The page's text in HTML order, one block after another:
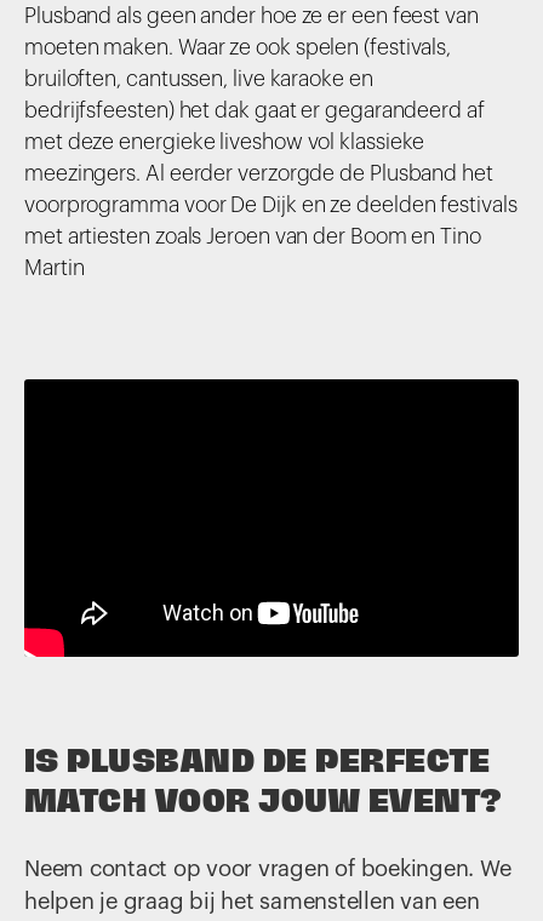
Plusband als geen ander hoe ze er een feest van
moeten maken. Waar ze ook spelen (festivals,
bruiloften, cantussen, live karaoke en
bedrijfsfeesten) het dak gaat er gegarandeerd af
met deze energieke liveshow vol klassieke
meezingers. Al eerder verzorgde de Plusband het
voorprogramma voor De Dijk en ze deelden festivals
met artiesten zoals Jeroen van der Boom en Tino
Martin
IS PLUSBAND DE PERFECTE
MATCH VOOR JOUW EVENT?
Neem contact op voor vragen of boekingen. We
helpen je graag bij het samenstellen van een